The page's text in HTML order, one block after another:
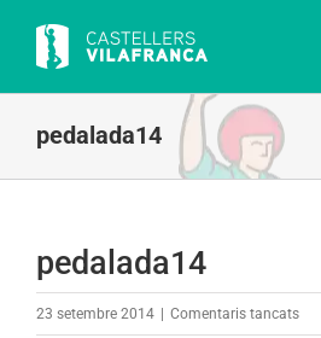
content
pedalada14
pedalada14
23 setembre 2014 Comentaris tancatsa